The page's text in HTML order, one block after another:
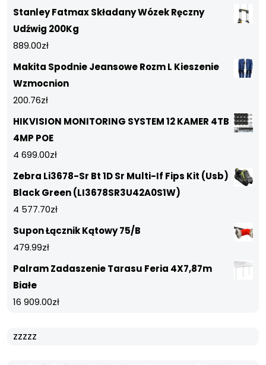
Stanley Fatmax Składany Wózek Ręczny
Udźwig 200Kg
889.00zł
Makita Spodnie Jeansowe Rozm L Kieszenie
Wzmocnion
200.76zł
HIKVISION MONITORING SYSTEM 12 KAMER 4TB
4MP POE
4 699.00zł
Zebra Li3678-Sr Bt 1D Sr Multi-If Fips Kit (Usb)
Black Green (LI3678SR3U42A0S1W)
4 577.70zł
Supon Łącznik Kątowy 75/B
479.99zł
Palram Zadaszenie Tarasu Feria 4X7,87m
Białe
16 909.00zł
zzzzz